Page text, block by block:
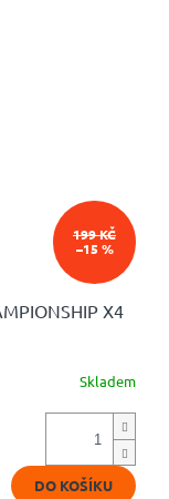
199 KČ
–15 %
X4
Skladem
DO KOŠÍKU